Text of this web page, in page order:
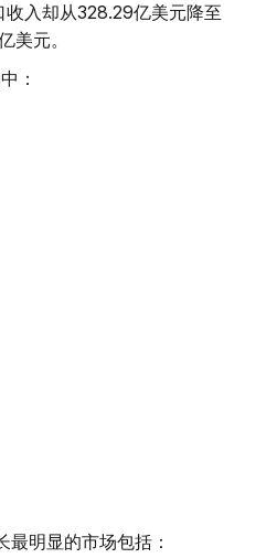
入却从328.29亿美元降至
美元。
：
明显的市场包括：